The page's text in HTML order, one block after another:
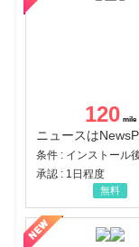
120
承認 : 1日程度
無料